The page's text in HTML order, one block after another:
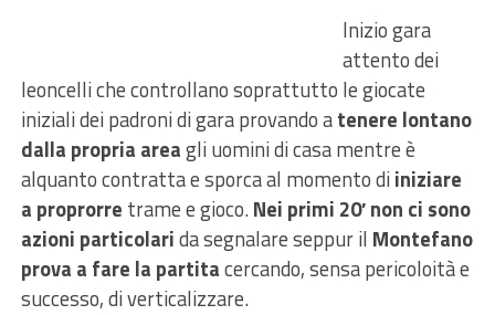
Inizio gara
attento dei
leoncelli che controllano soprattutto le giocate
iniziali dei padroni di gara provando atenere lontano
dalla propria areagli uomini di casa mentre è
alquanto contratta e sporca al momento diiniziare
a proprorre trame e gioco.Nei primi 20′ non ci sono
azioni particolarida segnalare seppur il Montefano
prova a fare la partitacercando, sensa pericoloità e
successo, di verticalizzare.